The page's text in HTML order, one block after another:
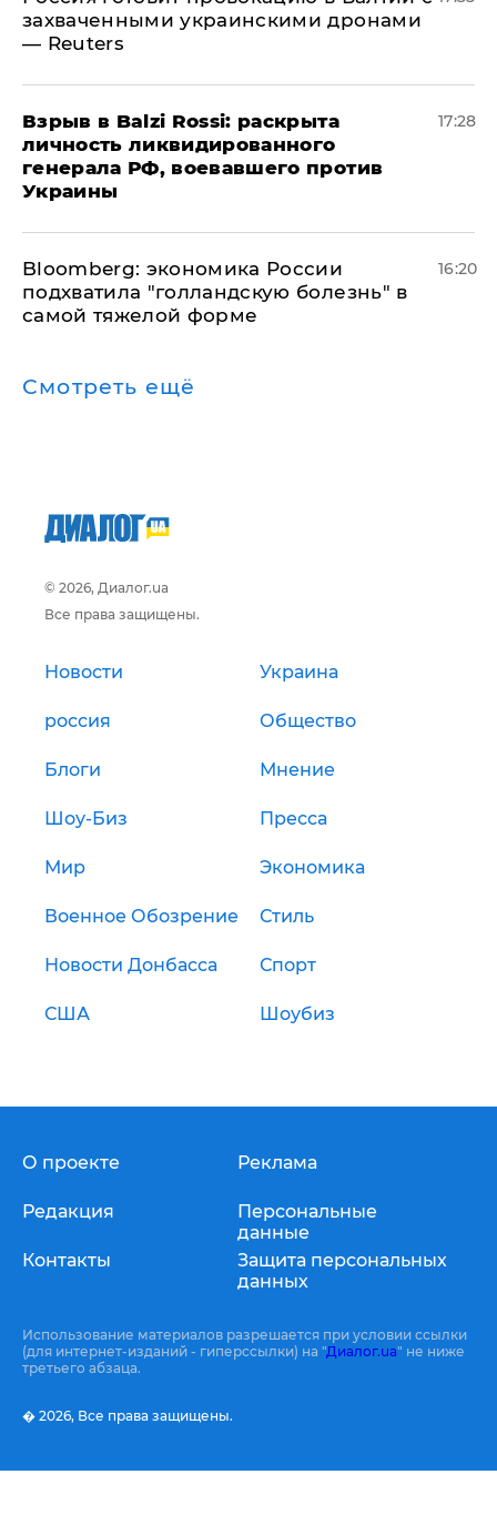
захваченными украинскими дронами
— Reuters
​Взрыв в Balzi Rossi: раскрыта
личность ликвидированного
генерала РФ, воевавшего против
Украины
17:28
Bloomberg: экономика России
подхватила "голландскую болезнь" в
самой тяжелой форме
16:20
Смотреть ещё
© 2026, Диалог.ua
Все права защищены.
Новости Украина
россия Общество
Блоги Мнение
Шоу-Биз Пресса
Мир Экономика
Военное Обозрение Стиль
Новости Донбасса Спорт
США Шоубиз
О проекте
Редакция
Контакты
Реклама
Персональные
данные
Защита персональных
данных
Использование материалов разрешается при условии ссылки
(для интернет-изданий - гиперссылки) на "Диалог.ua" не ниже
третьего абзаца.
� 2026, Все права защищены.